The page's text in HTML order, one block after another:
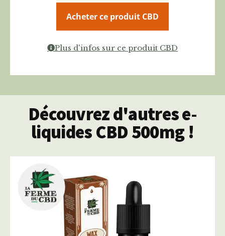
Acheter ce produit CBD
Plus d'infos sur ce produit CBD
Découvrez d'autres e-
liquides CBD 500mg !